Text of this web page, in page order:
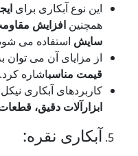
نوع آبکاری برایایجاد
افزایش مقاومت در
استفاده می شود.
مزایای آن می توان بهظاهر
مناسباشاره کرد.
آبکاری نیکل شامل
دقیق، قطعات هوافضا
نقره: